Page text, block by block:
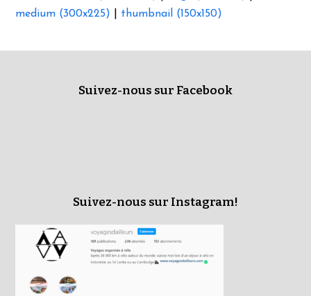
medium (300x225)
thumbnail (150x150)
Suivez-nous sur Facebook
Suivez-nous sur Instagram!